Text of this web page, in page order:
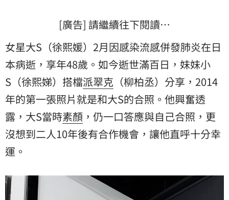
[廣告] 請繼續往下閱讀…
女星大S（徐熙媛）2月因感染流感併發肺炎在日
本病逝，享年48歲。如今逝世滿百日，妹妹小
S（徐熙娣）搭檔派翠克 （柳柏丞）分享，2014
年的第一張照片就是和大S的合照。他興奮透
露，大S當時素顏 ，仍一口答應與自己合照，更
沒想到二人10年後有合作機會，讓他直呼十分幸
運。